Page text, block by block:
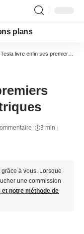
plans
Tesla livre enfin ses premiers semi-remorques électriques
3 min
à vous. Lorsque
une commission
et notre méthode de